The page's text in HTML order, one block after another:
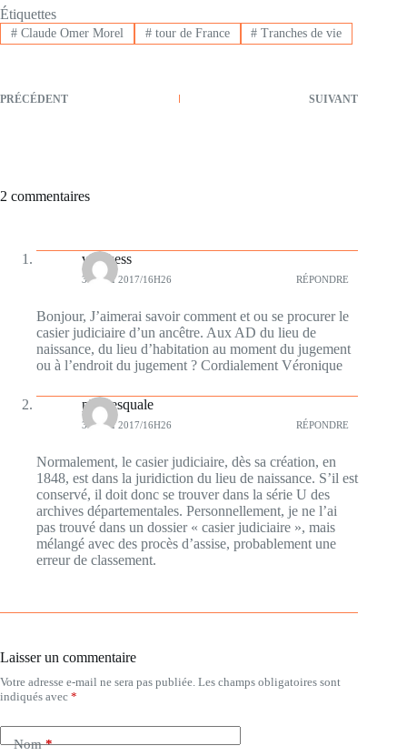
Étiquettes
#Claude Omer Morel #tour de France # Tranches de vie
PRÉCÉDENT SUIVANT
2 commentaires
verokess
31 MAI 2017/16H26 RÉPONDRE
Bonjour, J’aimerai savoir comment et ou se procurer le
casier judiciaire d’un ancêtre. Aux AD du lieu de
naissance, du lieu d’habitation au moment du jugement
ou à l’endroit du jugement ? Cordialement Véronique
plumesquale
31 MAI 2017/16H26 RÉPONDRE
Normalement, le casier judiciaire, dès sa création, en
1848, est dans la juridiction du lieu de naissance. S’il est
conservé, il doit donc se trouver dans la série U des
archives départementales. Personnellement, je ne l’ai
pas trouvé dans un dossier « casier judiciaire », mais
mélangé avec des procès d’assise, probablement une
erreur de classement.
Laisser un commentaire
Votre adresse e-mail ne sera pas publiée. Les champs obligatoires sont
indiqués avec *
Nom*